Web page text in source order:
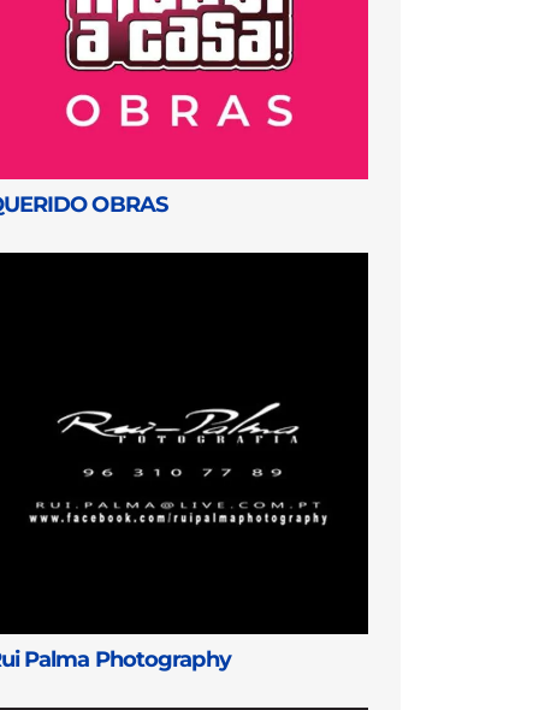
OBRAS
Palma Photography